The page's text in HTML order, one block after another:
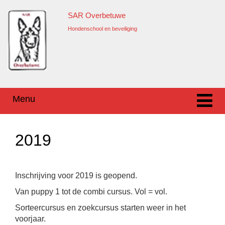
inhoud
hoofdmenu
SAR Overbetuwe
Hondenschool en beveiliging
Menu
2019
Inschrijving voor 2019 is geopend.
Van puppy 1 tot de combi cursus. Vol = vol.
Sorteercursus en zoekcursus starten weer in het
voorjaar.